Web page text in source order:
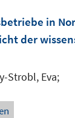
F
n
t
in
der
Strobl, Eva;